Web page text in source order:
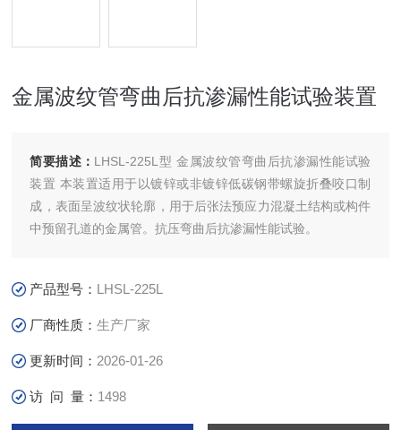
金属波纹管弯曲后抗渗漏性能试验装置
简要描述： LHSL-225L型 金属波纹管弯曲后抗渗漏性能试验
装置 本装置适用于以镀锌或非镀锌低碳钢带螺旋折叠咬口制
成，表面呈波纹状轮廓，用于后张法预应力混凝土结构或构件
中预留孔道的金属管。抗压弯曲后抗渗漏性能试验。
产品型号： LHSL-225L
厂商性质：生产厂家
更新时间： 2026-01-26
访 问 量： 1498